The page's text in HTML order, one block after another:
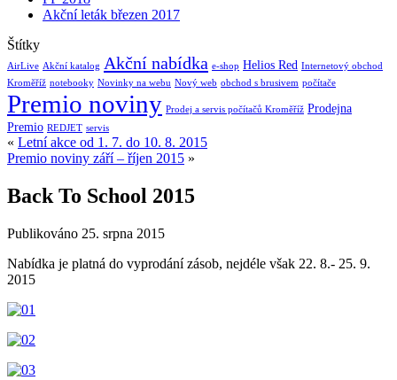
Akční leták březen 2017
Štítky
AirLive Akční katalog Akční nabídka e-shop Helios Red Internetový obchod
Kroměříž notebooky Novinky na webu Nový web obchod s brusivem počítače
Premio noviny Prodej a servis počítačů Kroměříž Prodejna
Premio REDJET servis
« Letní akce od 1. 7. do 10. 8. 2015
Premio noviny září – říjen 2015 »
Back To School 2015
Publikováno 25. srpna 2015
Nabídka je platná do vyprodání zásob, nejdéle však 22. 8.- 25. 9.
2015